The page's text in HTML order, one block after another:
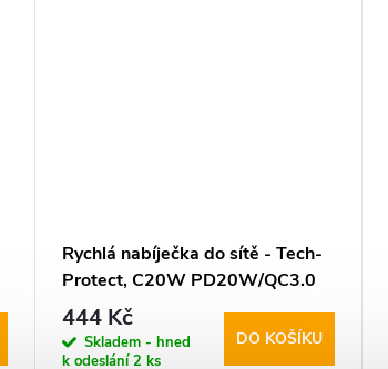
Rychlá nabíječka do sítě - Tech-
Protect, C20W PD20W/QC3.0
White + Lightning kabel
444 Kč
Skladem - hned
k odeslání2 ks
DO KOŠÍKU